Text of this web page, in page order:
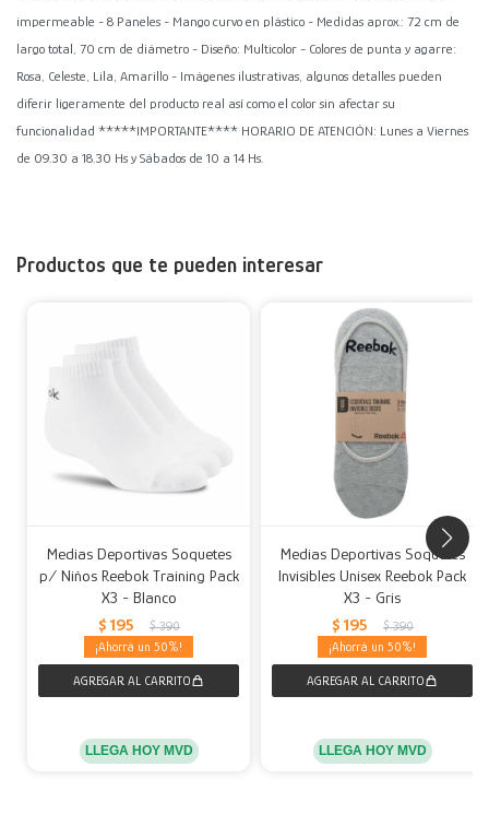
impermeable - 8 Paneles - Mango curvo en plástico - Medidas aprox.: 72 cm de
largo total, 70 cm de diámetro - Diseño: Multicolor - Colores de punta y agarre:
Rosa, Celeste, Lila, Amarillo - Imágenes ilustrativas, algunos detalles pueden
diferir ligeramente del producto real así como el color sin afectar su
funcionalidad *****IMPORTANTE**** HORARIO DE ATENCIÓN: Lunes a Viernes
de 09.30 a 18.30 Hs y Sábados de 10 a 14 Hs.
Productos que te pueden interesar
Medias Deportivas Soquetes
p/ Niños Reebok Training Pack
X3 - Blanco
$ 195 $ 390
50
LLEGA HOY MVD
Medias Deportivas Soquetes
Invisibles Unisex Reebok Pack
X3 - Gris
$ 195 $ 390
50
LLEGA HOY MVD